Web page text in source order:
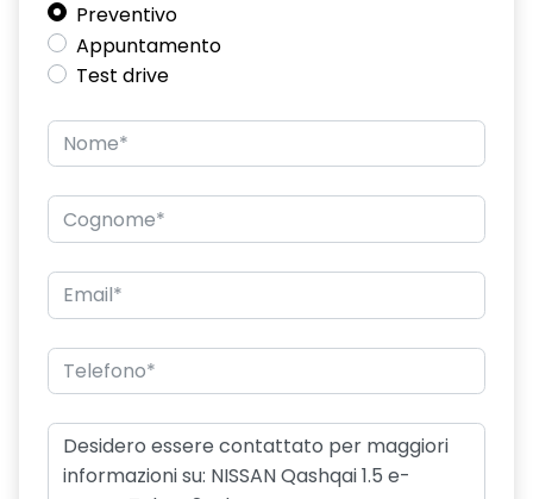
Preventivo
Appuntamento
Test drive